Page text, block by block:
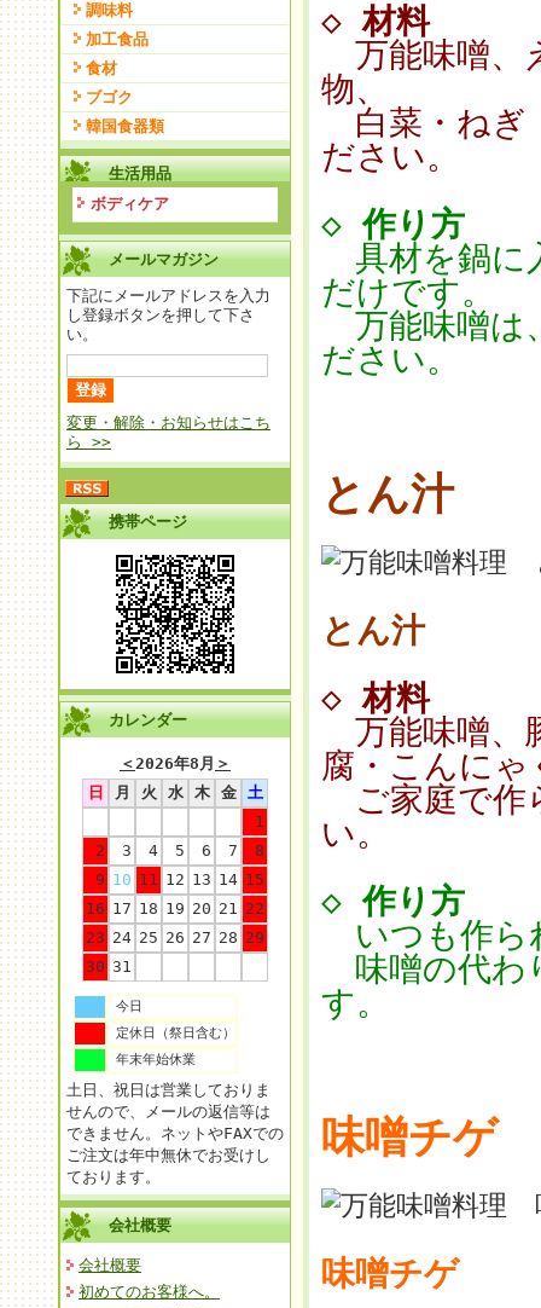
調味料
加工食品
食材
ブゴク
韓国食器類
生活用品
ボディケア
メールマガジン
下記にメールアドレスを入力
し登録ボタンを押して下さ
い。
変更・解除・お知らせはこち
ら >>
携帯ページ
カレンダー
＜2026年8月 ＞
日
月 火 水 木 金
土
1
2
3 4 5 6 7
8
9 10 11 12 13 14 15
16 17 18 19 20 21 22
23 24 25 26 27 28 29
30 31
今日
定休日（祭日含む）
年末年始休業
土日、祝日は営業しておりま
せんので、メールの返信等は
できません。ネットやFAXでの
ご注文は年中無休でお受けし
ております。
会社概要
会社概要
初めてのお客様へ。
◇材料
万能味噌、
物、
白菜・ねぎ
ださい。
◇作り方
具材を鍋に
だけです。
万能味噌は
ださい。
とん汁
とん汁
◇材料
万能味噌、
腐・こんにゃ
ご家庭で作
い。
◇作り方
いつも作ら
味噌の代わ
す。
味噌チゲ
味噌チゲ